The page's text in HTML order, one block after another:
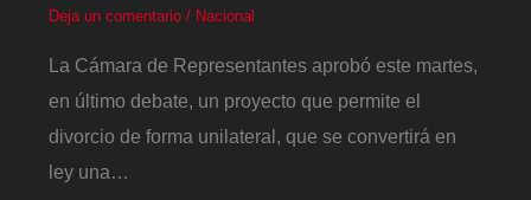
Deja un comentario / Nacional
La Cámara de Representantes aprobó este martes,
en último debate, un proyecto que permite el
divorcio de forma unilateral, que se convertirá en
ley una…